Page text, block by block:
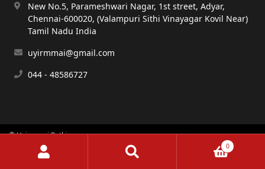
New No.5, Parameshwari Nagar, 1st street, Adyar,
Chennai-600020, (Valampuri Sithi Vinayagar Kovil Near)
Tamil Nadu India
uyirmmai@gmail.com
044 - 48586727
0
© Uyirmmai Pathippagam
designed & developed by